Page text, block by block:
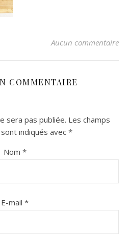
Aucun commentaire
COMMENTAIRE
sera pas publiée. Les champs
indiqués avec *
Nom *
E-mail *